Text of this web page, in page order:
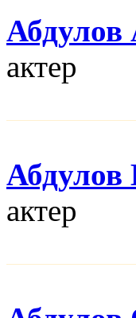
Абдулов
актер
Абдулов
актер